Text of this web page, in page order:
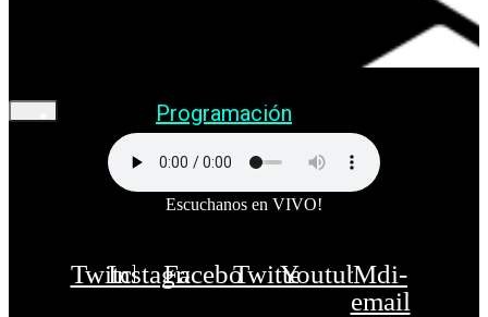
Programación
Escuchanos en VIVO!
TwitchInstagramFacebookTwitterYoutubeMdi-
email